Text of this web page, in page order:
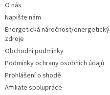
O nás
Napište nám
Energetická náročnost/
zdroje
Obchodní podmínky
Podmínky ochrany osobních údajů
Prohlášení o shodě
Affiliate spolupráce